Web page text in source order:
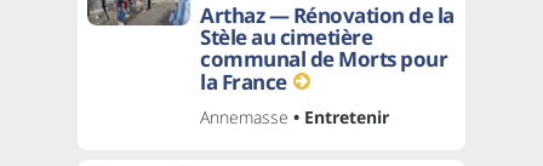
Arthaz — Rénovation de la
Stèle au cimetière
communal de Morts pour
la France
Annemasse • Entretenir